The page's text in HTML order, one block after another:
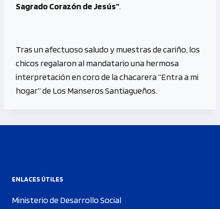
Sagrado Corazón de Jesús”.
Tras un afectuoso saludo y muestras de cariño, los
chicos regalaron al mandatario una hermosa
interpretación en coro de la chacarera “Entra a mi
hogar” de Los Manseros Santiagueños.
ENLACES ÚTILES
Ministerio de Desarrollo Social